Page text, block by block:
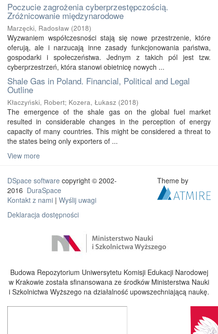
Poczucie zagrożenia cyberprzestępczością.
Zróżnicowanie międzynarodowe
Marzęcki, Radosław (2018)
Wyzwaniem współczesności stają się nowe przestrzenie, które
oferują, ale i narzucają inne zasady funkcjonowania państwa,
gospodarki i społeczeństwa. Jednym z takich pól jest tzw.
cyberprzestrzeń, która stanowi obietnicę nowych ...
Shale Gas in Poland. Financial, Political and Legal
Outline
Kłaczyński, Robert; Kozera, Łukasz (2018)
The emergence of the shale gas on the global fuel market
resulted in considerable changes in the perception of energy
capacity of many countries. This might be considered a threat to
the states being only exporters of ...
View more
DSpace software copyright © 2002-
2016 DuraSpace
Kontakt z nami | Wyślij uwagi
Deklaracja dostępności
Theme by
Budowa Repozytorium Uniwersytetu Komisji Edukacji Narodowej
w Krakowie została sfinansowana ze środków Ministerstwa Nauki
i Szkolnictwa Wyższego na działalność upowszechniającą naukę.